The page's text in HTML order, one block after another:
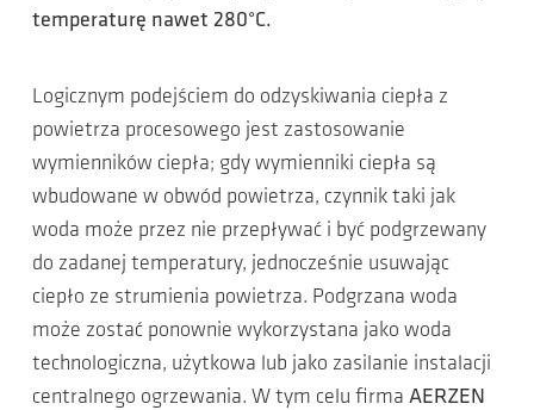
temperaturę nawet 280°C.
Logicznym podejściem do odzyskiwania ciepła z
powietrza procesowego jest zastosowanie
wymienników ciepła; gdy wymienniki ciepła są
wbudowane w obwód powietrza, czynnik taki jak
woda może przez nie przepływać i być podgrzewany
do zadanej temperatury, jednocześnie usuwając
ciepło ze strumienia powietrza. Podgrzana woda
może zostać ponownie wykorzystana jako woda
technologiczna, użytkowa lub jako zasilanie instalacji
centralnego ogrzewania. W tym celu firma AERZEN